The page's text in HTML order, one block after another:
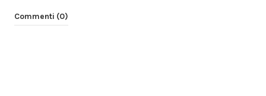
Commenti (0)